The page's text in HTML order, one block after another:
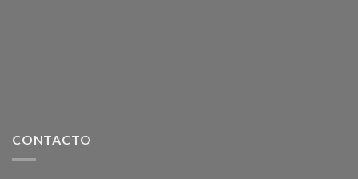
CONTACTO